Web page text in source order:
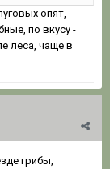
опят,
по вкусу -
леса, чаще в
грибы,